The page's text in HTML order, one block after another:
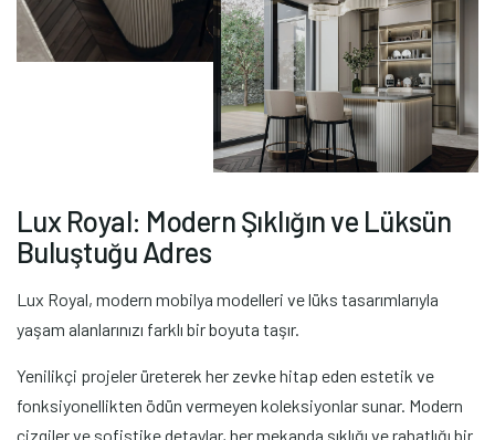
Lux Royal: ModernŞıklığınve Lüksün
BuluştuğuAdres
Lux Royal, modern mobilya modelleri ve lüks tasarımlarıyla
yaşam alanlarınızı farklı bir boyuta taşır.
Yenilikçi projeler üreterek her zevke hitap eden estetik ve
fonksiyonellikten ödün vermeyen koleksiyonlar sunar. Modern
çizgiler ve sofistike detaylar, her mekanda şıklığı ve rahatlığı bir